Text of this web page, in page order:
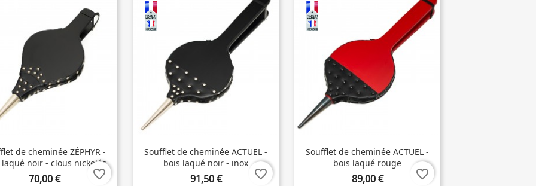
de cheminée ZÉPHYR -
noir - clous nickelés
70,00 € favorite_border
Soufflet de cheminée ACTUEL -
bois laqué noir - inox
91,50 € favorite_border
Soufflet de cheminée ACTUEL -
bois laqué rouge
89,00 € favorite_border